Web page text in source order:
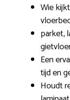
Wie
parket,
Een
tijd en
Houdt